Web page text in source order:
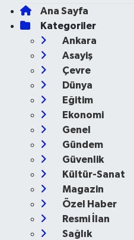
Ana Sayfa
Kategoriler
Ankara
Asayiş
Çevre
Dünya
Eğitim
Ekonomi
Genel
Gündem
Güvenlik
Kültür-Sanat
Magazin
Özel Haber
Resmi İlan
Sağlık